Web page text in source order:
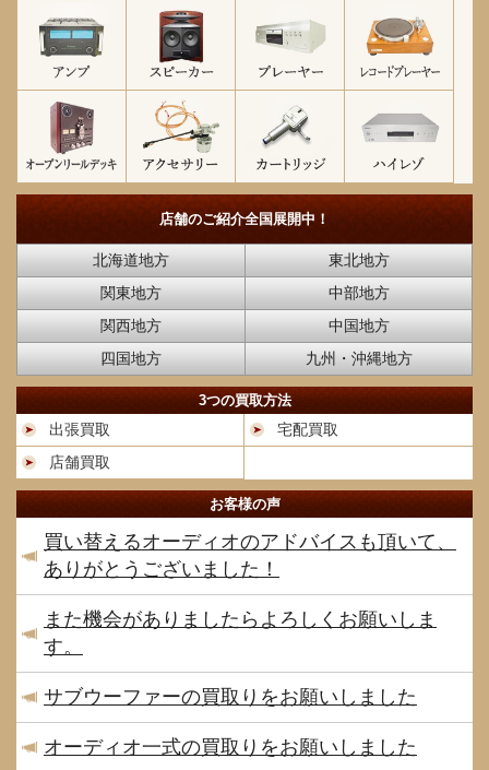
店舗のご紹介全国展開中！
北海道地方
東北地方
関東地方
中部地方
関西地方
中国地方
四国地方
九州・沖縄地方
3つの買取方法
出張買取
宅配買取
店舗買取
お客様の声
買い替えるオーディオのアドバイスも頂いて、
ありがとうございました！
また機会がありましたらよろしくお願いしま
す。
サブウーファーの買取りをお願いしました
オーディオ一式の買取りをお願いしました